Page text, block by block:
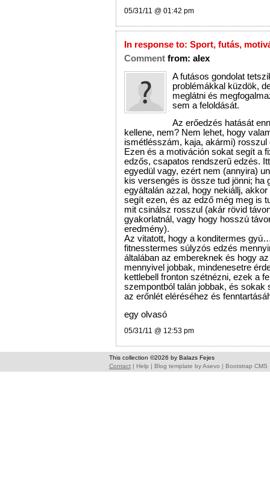
05/31/11 @ 01:42 pm
In response to:Sport, futás,
Comment from:alex
A futásos gondolat
problémákkal küzdök,
meglátni és
sem a feloldását.
Az erőedzés hatását
kellene, nem? Nem lehet, hogy
ismétlésszám, kaja, akármi) rosszul
Ezen és a motiváción sokat segít a
edzős, csapatos rendszerű edzés.
egyedül vagy, ezért nem (annyira)
kis versengés is össze tud jönni; ha
egyáltalán azzal, hogy nekiállj,
segít ezen, és az edző még meg is
mit csinálsz rosszul (akár rövid
gyakorlatnál, vagy hogy hosszú
eredmény).
Az vitatott, hogy a konditermes
fitnesstermes súlyzós edzés
általában az embereknek és hogy
mennyivel jobbak, mindenesetre
kettlebell fronton szétnézni, ezek a
szempontból talán jobbak, és sokak
az erőnlét eléréséhez és
egy olvasó
05/31/11 @ 12:53 pm
This collection ©2026 by Balazs Fejes
Contact| Help | Blog template byAsevo | Bootstrap CMS